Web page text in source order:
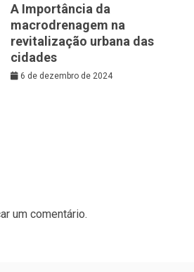
A Importância da
macrodrenagem na
revitalização urbana das
cidades
6 de dezembro de 2024
um comentário.